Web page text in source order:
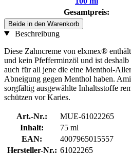
Gesamtpreis:
Beide in den Warenkorb
Beschreibung
Diese Zahncreme von elxmex®
und kein Pfefferminzöl und ist
auch für all jene die eine Menthol-
Abneigung gegen Menthol haben.
sorgfältig ausgewählte Inhaltsstoffe
schützen vor Karies.
Art.-Nr.:
MUE-61022265
Inhalt:
75 ml
EAN:
4007965015557
Hersteller-Nr.: 61022265